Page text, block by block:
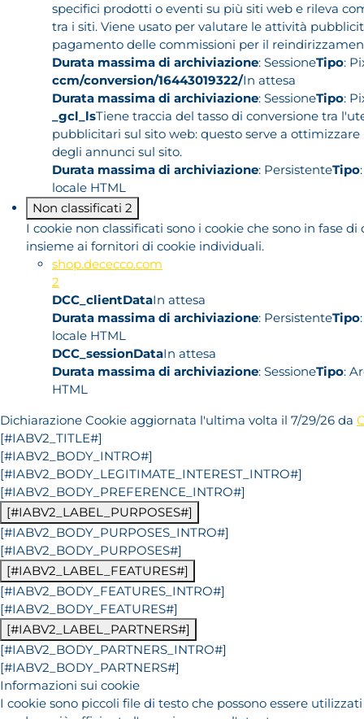
specifici prodotti o eventi su più siti web e rileva
tra i siti. Viene usato per valutare le attività
pagamento delle commissioni per il
Durata massima di archiviazione: SessioneTipo:
ccm/conversion/16443019322/In attesa
Durata massima di archiviazione: SessioneTipo:
_gcl_lsTiene traccia del tasso di conversione tra
pubblicitari sul sito web: questo serve a
degli annunci sul sito.
Durata massima di archiviazione: PersistenteTipo
locale HTML
Non classificati 2
I cookie non classificati sono i cookie che sono in fase di
insieme ai fornitori di cookie individuali.
shop.dececco.com
2
DCC_clientDataIn attesa
Durata massima di archiviazione: PersistenteTipo
locale HTML
DCC_sessionDataIn attesa
Durata massima di archiviazione: SessioneTipo:
HTML
Dichiarazione Cookie aggiornata l'ultima volta il 7/29/26 da
[#IABV2_TITLE#]
[#IABV2_BODY_INTRO#]
[#IABV2_BODY_LEGITIMATE_INTEREST_INTRO#]
[#IABV2_BODY_PREFERENCE_INTRO#]
[#IABV2_LABEL_PURPOSES#]
[#IABV2_BODY_PURPOSES_INTRO#]
[#IABV2_BODY_PURPOSES#]
[#IABV2_LABEL_FEATURES#]
[#IABV2_BODY_FEATURES_INTRO#]
[#IABV2_BODY_FEATURES#]
[#IABV2_LABEL_PARTNERS#]
[#IABV2_BODY_PARTNERS_INTRO#]
[#IABV2_BODY_PARTNERS#]
Informazioni sui cookie
I cookie sono piccoli file di testo che possono essere